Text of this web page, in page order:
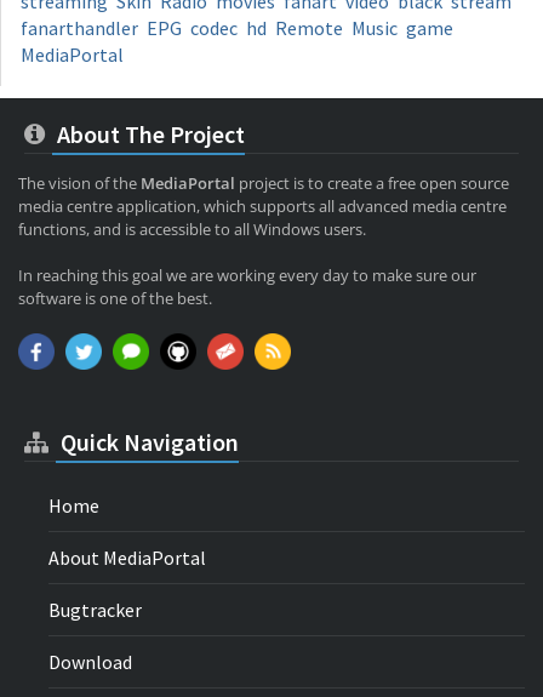
fanarthandler EPG codec hd Remote Music game
MediaPortal
About The Project
The vision of the MediaPortal project is to create a free open source
media centre application, which supports all advanced media centre
functions, and is accessible to all Windows users.
In reaching this goal we are working every day to make sure our
software is one of the best.
Quick Navigation
Home
About MediaPortal
Bugtracker
Download